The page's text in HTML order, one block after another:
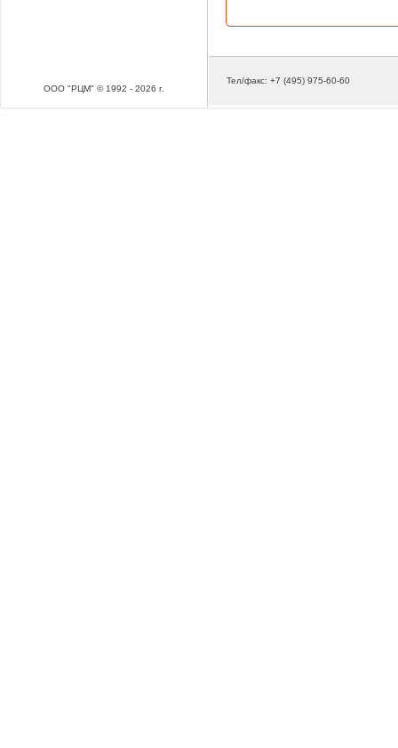
ООО "РЦМ" © 1992 - 2026 г.
Тел/факс: +7 (495) 975-60-60